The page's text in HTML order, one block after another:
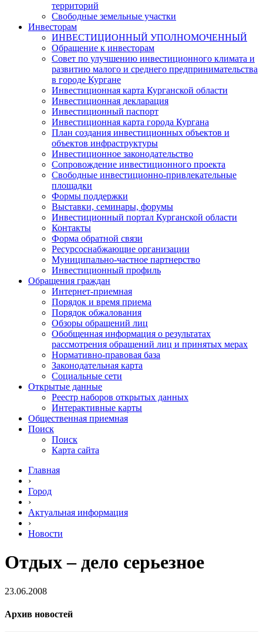
территорий
Свободные земельные участки
Инвесторам
ИНВЕСТИЦИОННЫЙ УПОЛНОМОЧЕННЫЙ
Обращение к инвесторам
Совет по улучшению инвестиционного климата и
развитию малого и среднего предпринимательства
в городе Кургане
Инвестиционная карта Курганской области
Инвестиционная декларация
Инвестиционный паспорт
Инвестиционная карта города Кургана
План создания инвестиционных объектов и
объектов инфраструктуры
Инвестиционное законодательство
Сопровождение инвестиционного проекта
Свободные инвестиционно-привлекательные
площадки
Формы поддержки
Выставки, семинары, форумы
Инвестиционный портал Курганской области
Контакты
Форма обратной связи
Ресурсоснабжающие организации
Муниципально-частное партнерство
Инвестиционный профиль
Обращения граждан
Интернет-приемная
Порядок и время приема
Порядок обжалования
Обзоры обращений лиц
Обобщенная информация о результатах
рассмотрения обращений лиц и принятых мерах
Нормативно-правовая база
Законодательная карта
Социальные сети
Открытые данные
Реестр наборов открытых данных
Интерактивные карты
Общественная приемная
Поиск
Поиск
Карта сайта
Главная
›
Город
›
Актуальная информация
›
Новости
Отдых – дело серьезное
23.06.2008
Архив новостей